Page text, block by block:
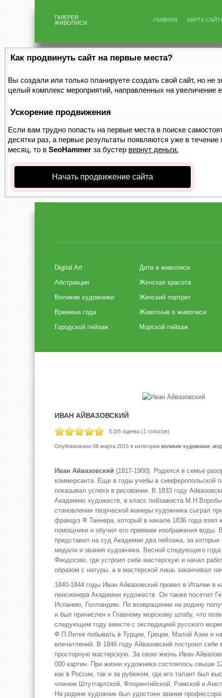
ГАЛЕРЕЯ
ЖИВОПИСИ
ГЛАВНАЯ КАРТА
Как продвинуть сайт на первые места?
Вы создали или только планируете создать свой сайт, но не
целый комплекс мероприятий, направленных на увеличение
Ускорение продвижения
Если вам трудно попасть на первые места в поиске
десятки раз, а первые результаты появляются уже в
месяц, то в SeoHammer за бустер вернут деньги.
Начать продвижение сайта
Digital Art
Абстракция
Великие художники
Времена года
Городской пейзаж
Дети в живописи
Женская красота
Женский портрет
Животные в живописи
Морской пейзаж
ИВАН АЙВАЗОВСКИЙ
5.0/5 оценка (1 голосов)
Опубликовано 08 марта 2015 в категории великие художники
Иван Айвазовский (1817-1900). Родился в семье
коммерсанта. Еще в годы учебы в симферопольской
показывал успехи в рисовании. В 1833 году
Академию художеств, в класс пейзажиста
становлении творческой манеры художника сыграл
француз Ф.Таннера, который в начале 1836 года взял
помощники и обучил его приемам изображения воды.
представил на суд Академии два пейзажа, за
медали и звания художника. Весной следующего года
Феодосию, где устроил себе мастерскую и начал
образом с натуры, а в мастерской лишь заканчивал
1840-1844 годы Иван Айвазовский провел в Италии в
пенсионера Академии художеств. Он также посетил
Испанию, Голландию. По возвращении на родину
и был причислен к Главному морскому штабу, что
следующем году вместе с экспедицией русского
Ф.П.Литке побывать в Турции, Греции, Малой Азии и
впечатлений. В 1846 году Айвазовский построил
просторную мастерскую. За свою жизнь Иван
000 картин. При жизни художника состоялось свыше
как в России, так и за рубежом, где его талант был
членом Штутгартской, Флорентийской, Римской и
На родине художник был удостоен звания профессора